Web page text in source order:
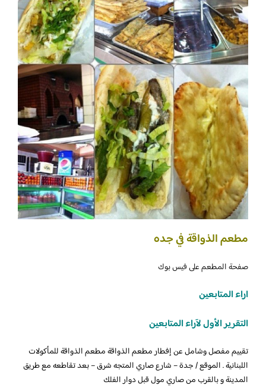
مطعم الذواقة في جده
صفحة المطعم على فيس بوك
اراء المتابعين
التقرير الأول لآراء المتابعين
تقييم مفصل وشامل عن إفطار مطعم الذواقة مطعم الذواقة للمأكولات
اللبنانية . الموقع / جدة – شارع صاري المتجه شرق – بعد تقاطعه مع طريق
المدينة و بالقرب من صاري مول قبل دوار الفلك